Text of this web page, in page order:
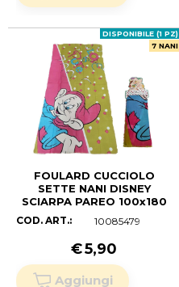
FOULARD CUCCIOLO
SETTE NANI DISNEY
SCIARPA PAREO 100x180
CM IN COTONE - D84917
COD. ART.: 10085479
7 NANI
DISPONIBILE (1 PZ)
€5,90